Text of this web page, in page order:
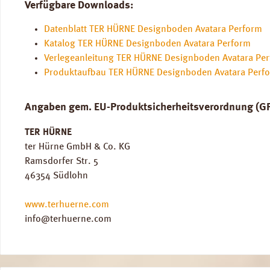
Verfügbare Downloads:
Datenblatt TER HÜRNE Designboden Avatara Perform
Katalog TER HÜRNE Designboden Avatara Perform
Verlegeanleitung TER HÜRNE Designboden Avatara
Produktaufbau TER HÜRNE Designboden Avatara
Angaben gem. EU-Produktsicherheitsverordnung
TER HÜRNE
ter Hürne GmbH & Co. KG
Ramsdorfer Str. 5
46354 Südlohn
www.terhuerne.com
info@terhuerne.com